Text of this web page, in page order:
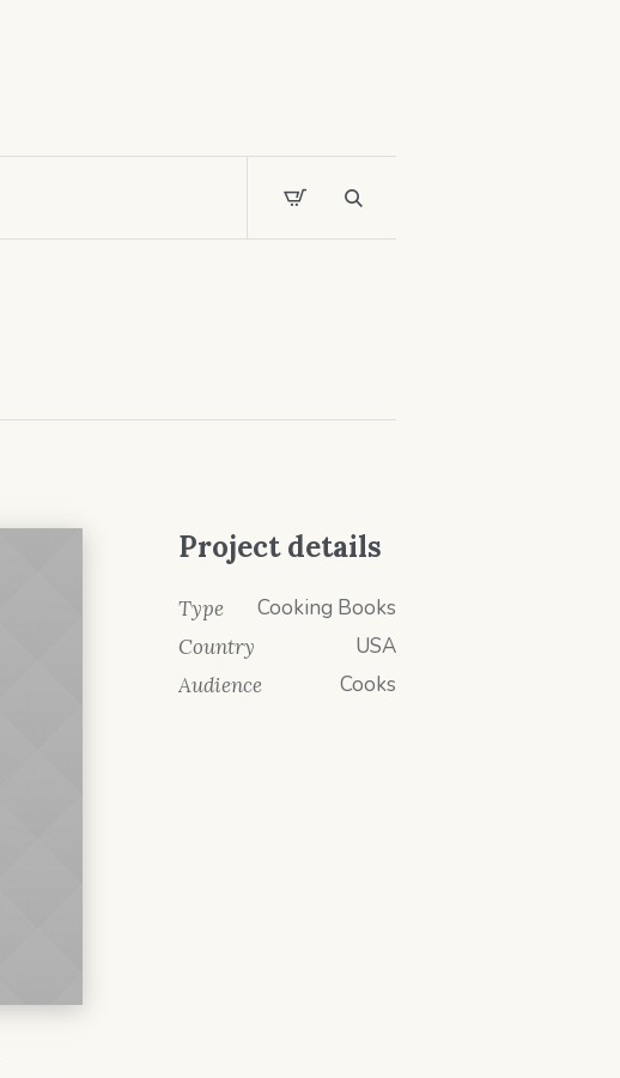
Project details
Type Cooking Books
Country USA
Audience Cooks